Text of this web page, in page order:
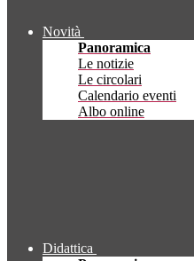
Novità
Panoramica
Le notizie
Le circolari
Calendario eventi
Albo online
Didattica